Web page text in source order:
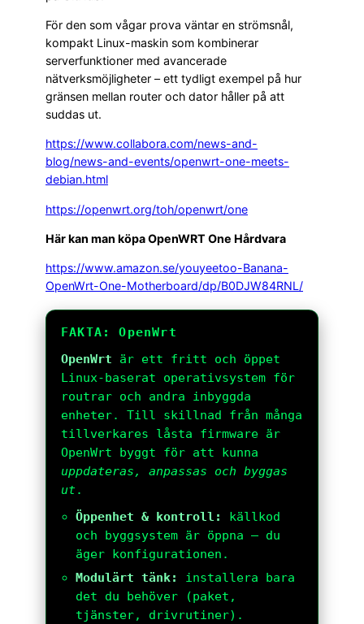
För den som vågar prova väntar en strömsnål,
kompakt Linux-maskin som kombinerar
serverfunktioner med avancerade
nätverksmöjligheter – ett tydligt exempel på hur
gränsen mellan router och dator håller på att
suddas ut.
https://www.collabora.com/news-and-
blog/news-and-events/openwrt-one-meets-
debian.html
https://openwrt.org/toh/openwrt/one
Här kan man köpa OpenWRT One Hårdvara
https://www.amazon.se/youyeetoo-Banana-
OpenWrt-One-Motherboard/dp/B0DJW84RNL/
FAKTA: OpenWrt
OpenWrt är ett fritt och öppet
Linux-baserat operativsystem för
routrar och andra inbyggda
enheter. Till skillnad från många
tillverkares låsta firmware är
OpenWrt byggt för att kunna
uppdateras, anpassas och byggas
ut.
Öppenhet & kontroll:
källkod
och byggsystem är öppna – du
äger konfigurationen.
Modulärt tänk:
installera bara
det du behöver (paket,
tjänster, drivrutiner).